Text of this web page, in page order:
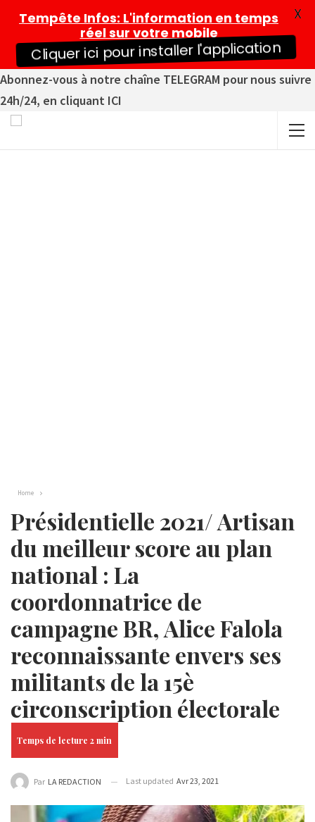
Abonnez-vous à notre chaîne TELEGRAM pour nous suivre
24h/24, en cliquant ICI
Home
Présidentielle 2021/ Artisan
du meilleur score au plan
national : La
coordonnatrice de
campagne BR, Alice Falola
reconnaissante envers ses
militants de la 15è
circonscription électorale
Par LA REDACTION Last updated Avr 23, 2021
Tempête Infos: L'information en temps
réel sur votre mobile
Cliquer ici pour installer l'application
X